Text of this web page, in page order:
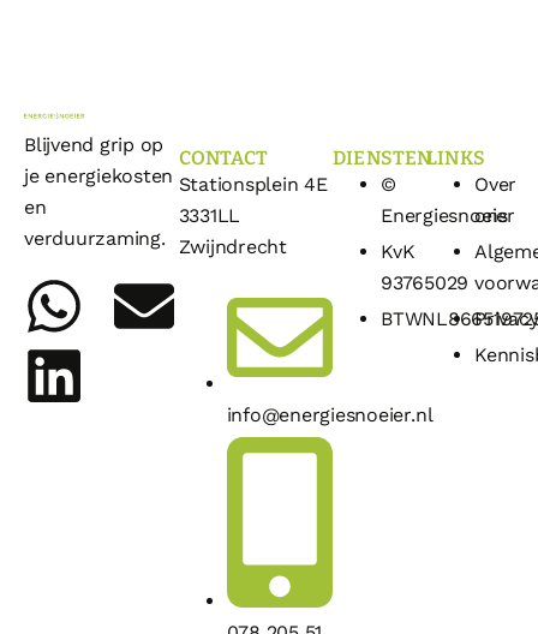
Blijvend grip op
je energiekosten
en
verduurzaming.
CONTACT
Stationsplein 4E
3331LL
Zwijndrecht
info@energiesnoeier.nl
DIENSTEN
©
Energiesnoeier
KvK
93765029
LINKS
Over
ons